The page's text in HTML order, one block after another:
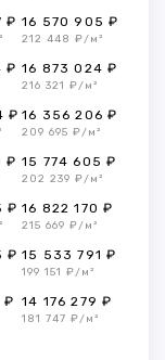
₽ 16 570 905 ₽
212 448 ₽/м²
₽ 16 873 024 ₽
216 321 ₽/м²
₽ 16 356 206 ₽
209 695 ₽/м²
₽ 15 774 605 ₽
202 239 ₽/м²
₽ 16 822 170 ₽
215 669 ₽/м²
₽ 15 533 791 ₽
199 151 ₽/м²
₽ 14 176 279 ₽
181 747 ₽/м²